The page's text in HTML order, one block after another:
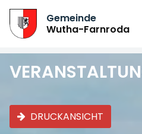
Gemeinde
Wutha-Farnroda
DRUCKANSICHT